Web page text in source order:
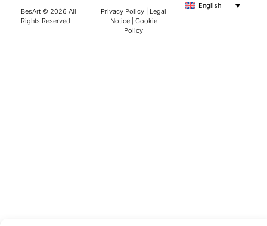
BesArt © 2026 All
Rights Reserved
Privacy Policy
Legal
Notice| Cookie
Policy
English